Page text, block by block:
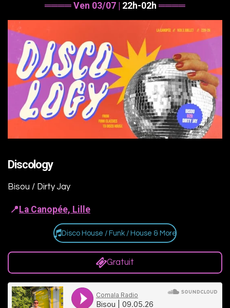
════ Ven 03/07 | 22h-02h ════
Discology
Bisou / Dirty Jay
📍La Canopée, Lille
Disco House / Funk / House & More
Gratuit